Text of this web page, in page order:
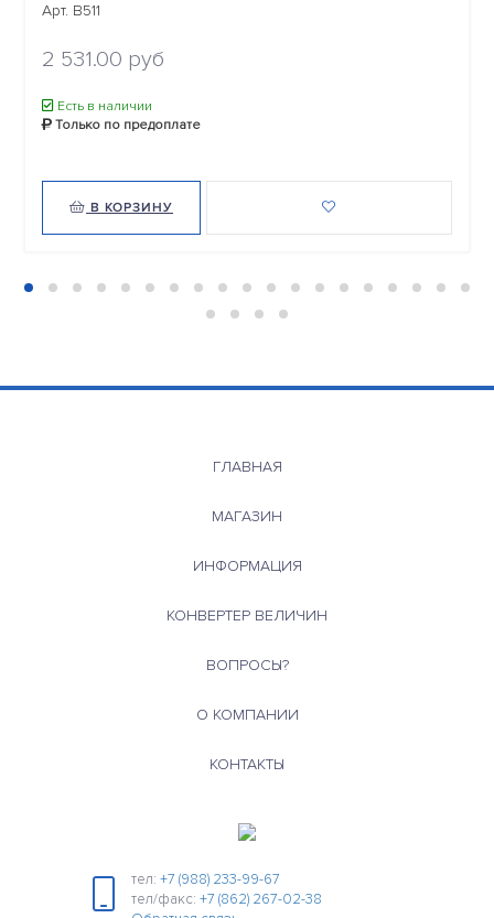
Арт. B511
2 531.00 руб
Есть в наличии
Только по предоплате
В КОРЗИНУ
ГЛАВНАЯ
МАГАЗИН
ИНФОРМАЦИЯ
КОНВЕРТЕР ВЕЛИЧИН
ВОПРОСЫ?
О КОМПАНИИ
КОНТАКТЫ
тел: +7 (988) 233-99-67
тел/факс: +7 (862) 267-02-38